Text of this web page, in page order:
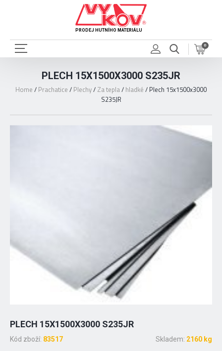
PRODEJ HUTNÍHO MATERIÁLU
0
PLECH 15X1500X3000 S235JR
Home / Prachatice / Plechy/ Za tepla/ hladké / Plech 15x1500x3000
S235JR
PLECH 15X1500X3000 S235JR
Kód zboží: 83517 Skladem: 2160 kg